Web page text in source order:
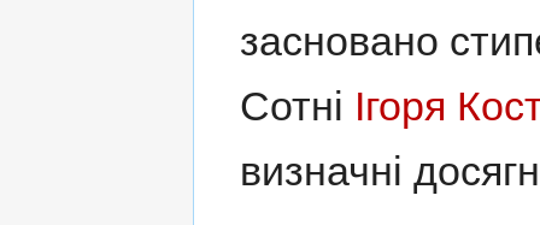
засновано
Сотні Ігоря
визначні